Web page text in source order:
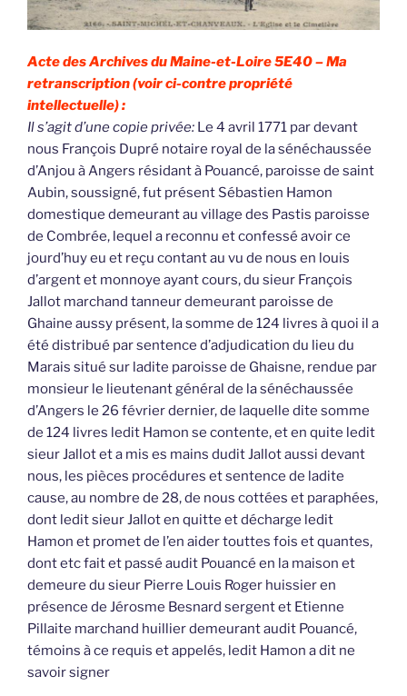
Acte des Archives du Maine-et-Loire 5E40 –Ma
retranscription (voir ci-contre propriété
intellectuelle) :
Il s’agit d’une copie privée: Le 4 avril 1771 par devant
nous François Dupré notaire royal de la sénéchaussée
d’Anjou à Angers résidant à Pouancé, paroisse de saint
Aubin, soussigné, fut présent Sébastien Hamon
domestique demeurant au village des Pastis paroisse
de Combrée, lequel a reconnu et confessé avoir ce
jourd’huy eu et reçu contant au vu de nous en louis
d’argent et monnoye ayant cours, du sieur François
Jallot marchand tanneur demeurant paroisse de
Ghaine aussy présent, la somme de 124 livres à quoi il a
été distribué par sentence d’adjudication du lieu du
Marais situé sur ladite paroisse de Ghaisne, rendue par
monsieur le lieutenant général de la sénéchaussée
d’Angers le 26 février dernier, de laquelle dite somme
de 124 livres ledit Hamon se contente, et en quite ledit
sieur Jallot et a mis es mains dudit Jallot aussi devant
nous, les pièces procédures et sentence de ladite
cause, au nombre de 28, de nous cottées et paraphées,
dont ledit sieur Jallot en quitte et décharge ledit
Hamon et promet de l’en aider touttes fois et quantes,
dont etc fait et passé audit Pouancé en la maison et
demeure du sieur Pierre Louis Roger huissier en
présence de Jérosme Besnard sergent et Etienne
Pillaite marchand huillier demeurant audit Pouancé,
témoins à ce requis et appelés, ledit Hamon a dit ne
savoir signer